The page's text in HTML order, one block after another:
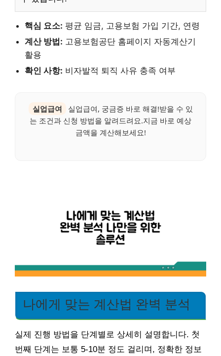
핵심 요소: 평균 임금, 고용보험 가입 기간, 연령
계산 방법: 고용보험공단 홈페이지 자동계산기
활용
확인 사항: 비자발적 퇴직 사유 충족 여부
실업급여
실업급여, 궁금증 바로 해결!받을 수 있
는 조건과 신청 방법을 알려드려요.지금 바로 예상
금액을 계산해보세요!
나에게 맞는 계산법 완벽 분석
실제 진행 방법을 단계별로 상세히 설명합니다. 첫
번째 단계는 보통 5-10분 정도 걸리며, 정확한 정보